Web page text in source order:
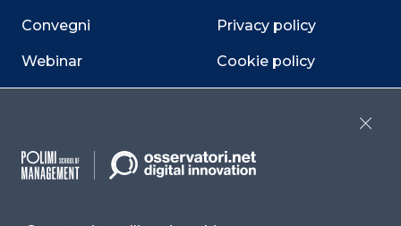
Convegni
Webinar
Privacy policy
Cookie policy
accessibilità